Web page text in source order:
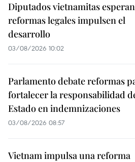
Diputados vietnamitas
reformas legales impulsen el
desarrollo
03/08/2026 10:02
Parlamento debate reformas
fortalecer la responsabilidad
Estado en indemnizaciones
03/08/2026 08:57
Vietnam impulsa una reforma